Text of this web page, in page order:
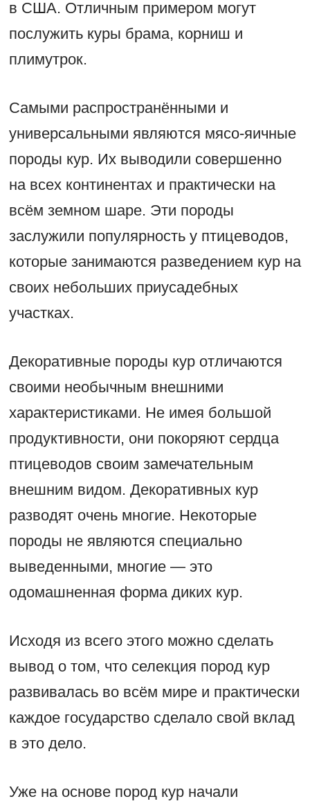
в США. Отличным примером могут
послужить куры брама, корниш и
плимутрок.
Самыми распространёнными и
универсальными являются мясо-яичные
породы кур. Их выводили совершенно
на всех континентах и практически на
всём земном шаре. Эти породы
заслужили популярность у птицеводов,
которые занимаются разведением кур на
своих небольших приусадебных
участках.
Декоративные породы кур отличаются
своими необычным внешними
характеристиками. Не имея большой
продуктивности, они покоряют сердца
птицеводов своим замечательным
внешним видом. Декоративных кур
разводят очень многие. Некоторые
породы не являются специально
выведенными, многие — это
одомашненная форма диких кур.
Исходя из всего этого можно сделать
вывод о том, что селекция пород кур
развивалась во всём мире и практически
каждое государство сделало свой вклад
в это дело.
Уже на основе пород кур начали